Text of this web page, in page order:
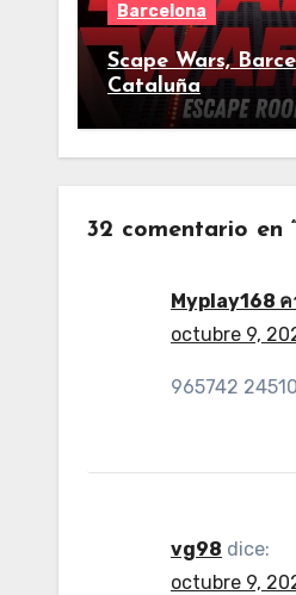
Barcelona
Scape Wars,
Cataluña
32 comentario en
Myplay168 ค
octubre 9,
965742
vg98 dice:
octubre 9,